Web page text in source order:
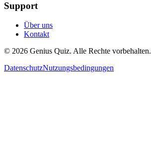
Support
Über uns
Kontakt
© 2026 Genius Quiz. Alle Rechte vorbehalten.
DatenschutzNutzungsbedingungen